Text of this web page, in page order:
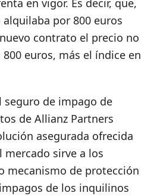
en vigor. Es decir, que,
por 800 euros
contrato el precio no
euros, más el índice en
seguro de impago de
de Allianz Partners
asegurada ofrecida
sirve a los
mecanismo de protección
de los inquilinos